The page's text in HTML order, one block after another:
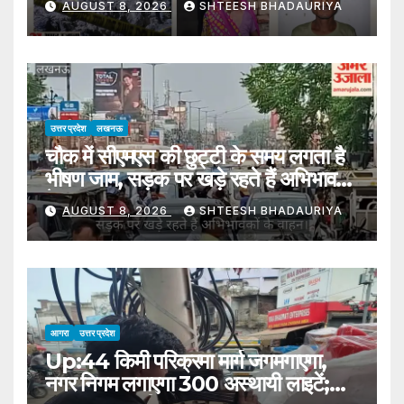
Son-in-law Murders Mother-
in-law, Burns Body In Straw In
Pilibhit
AUGUST 8, 2026 SHTEESH BHADAURIYA
उत्तर प्रदेश लखनऊ
चौक में सीएमएस की छुट्टी के समय लगता है
भीषण जाम, सड़क पर खड़े रहते हैं अभिभावकों
के वाहन
AUGUST 8, 2026 SHTEESH BHADAURIYA
आगरा उत्तर प्रदेश
Up:44 किमी परिक्रमा मार्ग जगमगाएगा,
नगर निगम लगाएगा 300 अस्थायी लाइटें;